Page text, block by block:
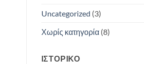
Uncategorized (3)
Χωρίς κατηγορία(8)
ΙΣΤΟΡΙΚΌ